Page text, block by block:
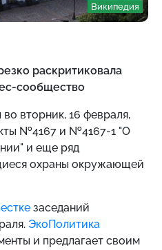
Википедия
раскритиковала
сообщество
вторник, 16 февраля,
№4167 и №4167-1 "О
и еще ряд
охраны окружающей
заседаний
ЭкоПолитика
и предлагает своим